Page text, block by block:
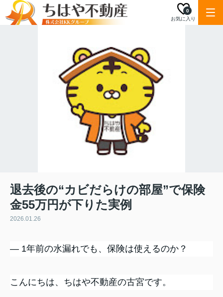
お気に入り
0
退去後の“カビだらけの部屋”で保険
金55万円が下りた実例
2026.01.26
― 1年前の水漏れでも、保険は使えるのか？
こんにちは、ちはや不動産の古宮です。